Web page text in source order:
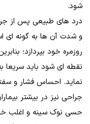
شود.
درد های طبیعی پس از
و شدت آن ها به گونه ای
روزمره خود بپردازد؛
نقطه ای شود باید
نماید. احساس فشار و
جراحی نیز در بیشتر
حسی نوک سینه و اغلب